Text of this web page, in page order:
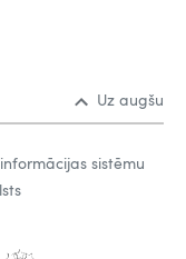
Uz augšu
sistēmu